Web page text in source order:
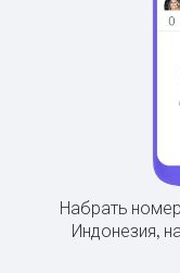
Набрать
Индонезия,